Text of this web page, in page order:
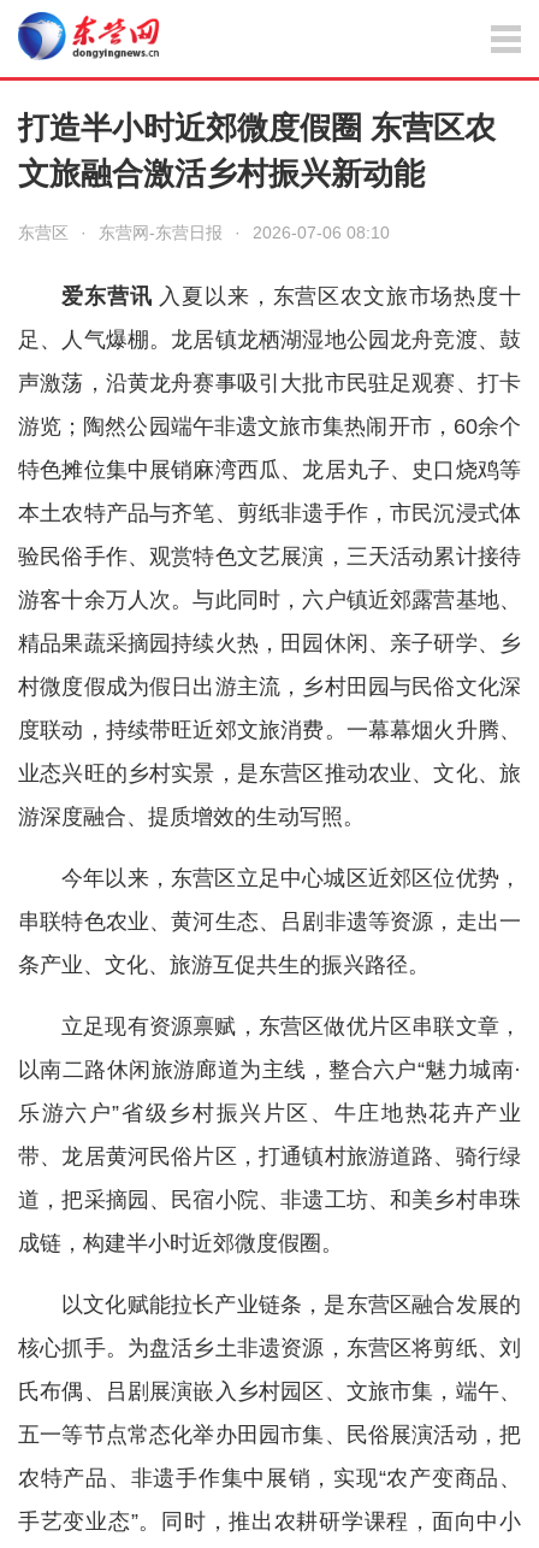
打造半小时近郊微度假圈 东营区农
文旅融合激活乡村振兴新动能
东营区 · 东营网-东营日报 · 2026-07-06 08:10
爱东营讯 入夏以来，东营区农文旅市场热度十
足、人气爆棚。龙居镇龙栖湖湿地公园龙舟竞渡、鼓
声激荡，沿黄龙舟赛事吸引大批市民驻足观赛、打卡
游览；陶然公园端午非遗文旅市集热闹开市，60余个
特色摊位集中展销麻湾西瓜、龙居丸子、史口烧鸡等
本土农特产品与齐笔、剪纸非遗手作，市民沉浸式体
验民俗手作、观赏特色文艺展演，三天活动累计接待
游客十余万人次。与此同时，六户镇近郊露营基地、
精品果蔬采摘园持续火热，田园休闲、亲子研学、乡
村微度假成为假日出游主流，乡村田园与民俗文化深
度联动，持续带旺近郊文旅消费。一幕幕烟火升腾、
业态兴旺的乡村实景，是东营区推动农业、文化、旅
游深度融合、提质增效的生动写照。
今年以来，东营区立足中心城区近郊区位优势，
串联特色农业、黄河生态、吕剧非遗等资源，走出一
条产业、文化、旅游互促共生的振兴路径。
立足现有资源禀赋，东营区做优片区串联文章，
以南二路休闲旅游廊道为主线，整合六户“魅力城南·
乐游六户”省级乡村振兴片区、牛庄地热花卉产业
带、龙居黄河民俗片区，打通镇村旅游道路、骑行绿
道，把采摘园、民宿小院、非遗工坊、和美乡村串珠
成链，构建半小时近郊微度假圈。
以文化赋能拉长产业链条，是东营区融合发展的
核心抓手。为盘活乡土非遗资源，东营区将剪纸、刘
氏布偶、吕剧展演嵌入乡村园区、文旅市集，端午、
五一等节点常态化举办田园市集、民俗展演活动，把
农特产品、非遗手作集中展销，实现“农产变商品、
手艺变业态”。同时，推出农耕研学课程，面向中小